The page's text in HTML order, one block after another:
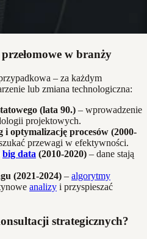
w branży
– za każdym
lub zmiana technologiczna:
(lata 90.) – wprowadzenie
projektowych.
optymalizację procesów (2000-
przewagi w efektywności.
big data (2010-2020) – dane stają
(2021-2024) – algorytmy
analizy i przyspieszać
strategicznych?